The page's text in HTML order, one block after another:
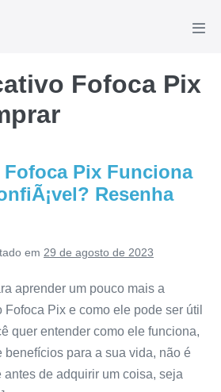
Fofoca Pix
Pix Funciona
Resenha
em 29 de agosto de 2023
aprender um pouco mais a
Pix e como ele pode ser útil
quer entender como ele funciona,
benefícios para a sua vida, não é
antes de adquirir um coisa, seja